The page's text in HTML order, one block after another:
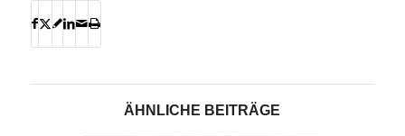
ÄHNLICHE BEITRÄGE